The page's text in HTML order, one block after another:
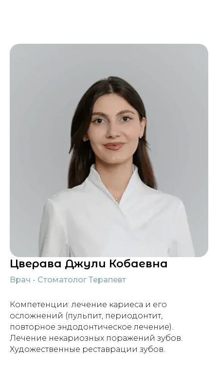
Цверава Джули Кобаевна
Врач - Стоматолог Терапевт
Компетенции: лечение кариеса и его
осложнений (пульпит, периодонтит,
повторное эндодонтическое лечение).
Лечение некариозных поражений зубов.
Художественные реставрации зубов.